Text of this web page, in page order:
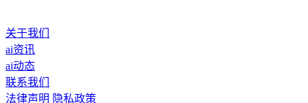
关于我们
ai资讯
ai动态
联系我们
法律声明 隐私政策